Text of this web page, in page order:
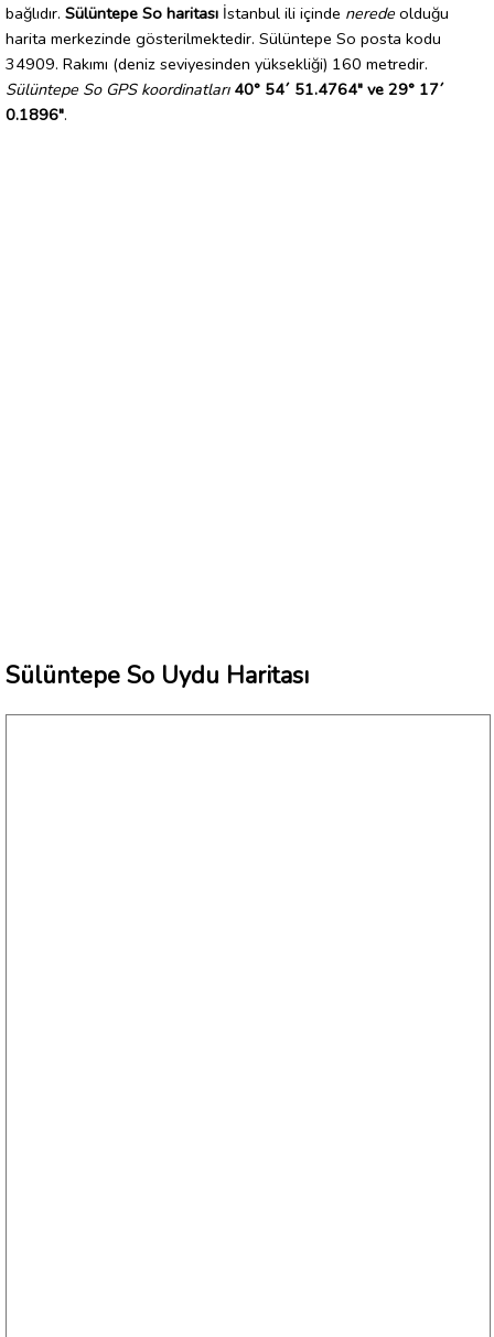
bağlıdır. Sülüntepe So haritası İstanbul ili içinde nerede olduğu
harita merkezinde gösterilmektedir. Sülüntepe So posta kodu
34909. Rakımı (deniz seviyesinden yüksekliği) 160 metredir.
Sülüntepe So GPS koordinatları 40° 54´ 51.4764" ve 29° 17´
0.1896".
Sülüntepe So Uydu Haritası